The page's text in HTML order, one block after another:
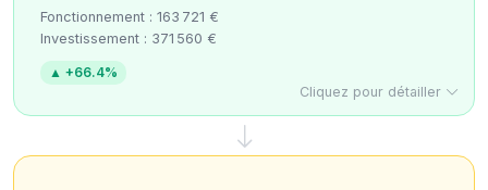
Fonctionnement : 163 721 €
Investissement : 371 560 €
▲ +66.4%
Cliquez pour détailler